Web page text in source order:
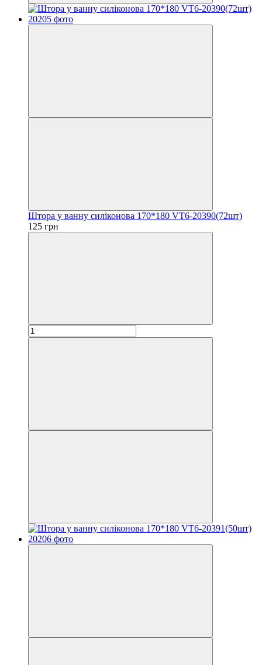
Штора у ванну силіконова 170*180 VT6-20390(72шт)
125 грн